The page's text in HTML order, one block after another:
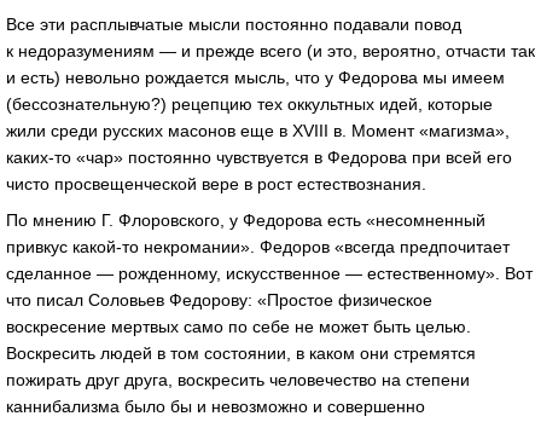
Все эти расплывчатые мысли постоянно подавали повод
к недоразумениям — и прежде всего (и это, вероятно, отчасти так
и есть) невольно рождается мысль, что у Федорова мы имеем
(бессознательную?) рецепцию тех оккультных идей, которые
жили среди русских масонов еще в XVIII в. Момент «магизма»,
каких-то «чар» постоянно чувствуется в Федорова при всей его
чисто просвещенческой вере в рост естествознания.
По мнению Г. Флоровского, у Федорова есть «несомненный
привкус какой-то некромании». Федоров «всегда предпочитает
сделанное — рожденному, искусственное — естественному». Вот
что писал Соловьев Федорову: «Простое физическое
воскресение мертвых само по себе не может быть целью.
Воскресить людей в том состоянии, в каком они стремятся
пожирать друг друга, воскресить человечество на степени
каннибализма было бы и невозможно и совершенно